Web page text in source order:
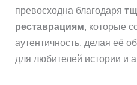
превосходна благодаря
реставрациям, которые
аутентичность, делая её
для любителей истории и